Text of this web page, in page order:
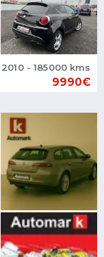
2010 - 185000 kms
9990€